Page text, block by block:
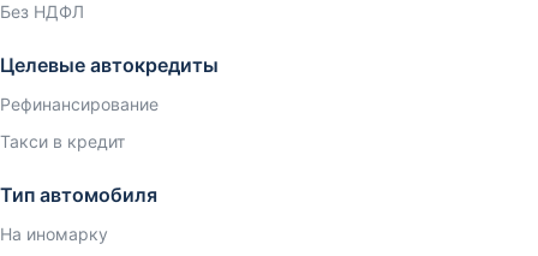
Без НДФЛ
Целевые автокредиты
Рефинансирование
Такси в кредит
Тип автомобиля
На иномарку